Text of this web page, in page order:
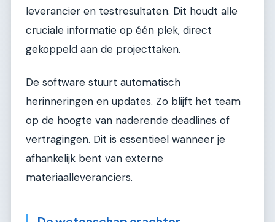
leverancier en testresultaten. Dit houdt alle
cruciale informatie op één plek, direct
gekoppeld aan de projecttaken.
De software stuurt automatisch
herinneringen en updates. Zo blijft het team
op de hoogte van naderende deadlines of
vertragingen. Dit is essentieel wanneer je
afhankelijk bent van externe
materiaalleveranciers.